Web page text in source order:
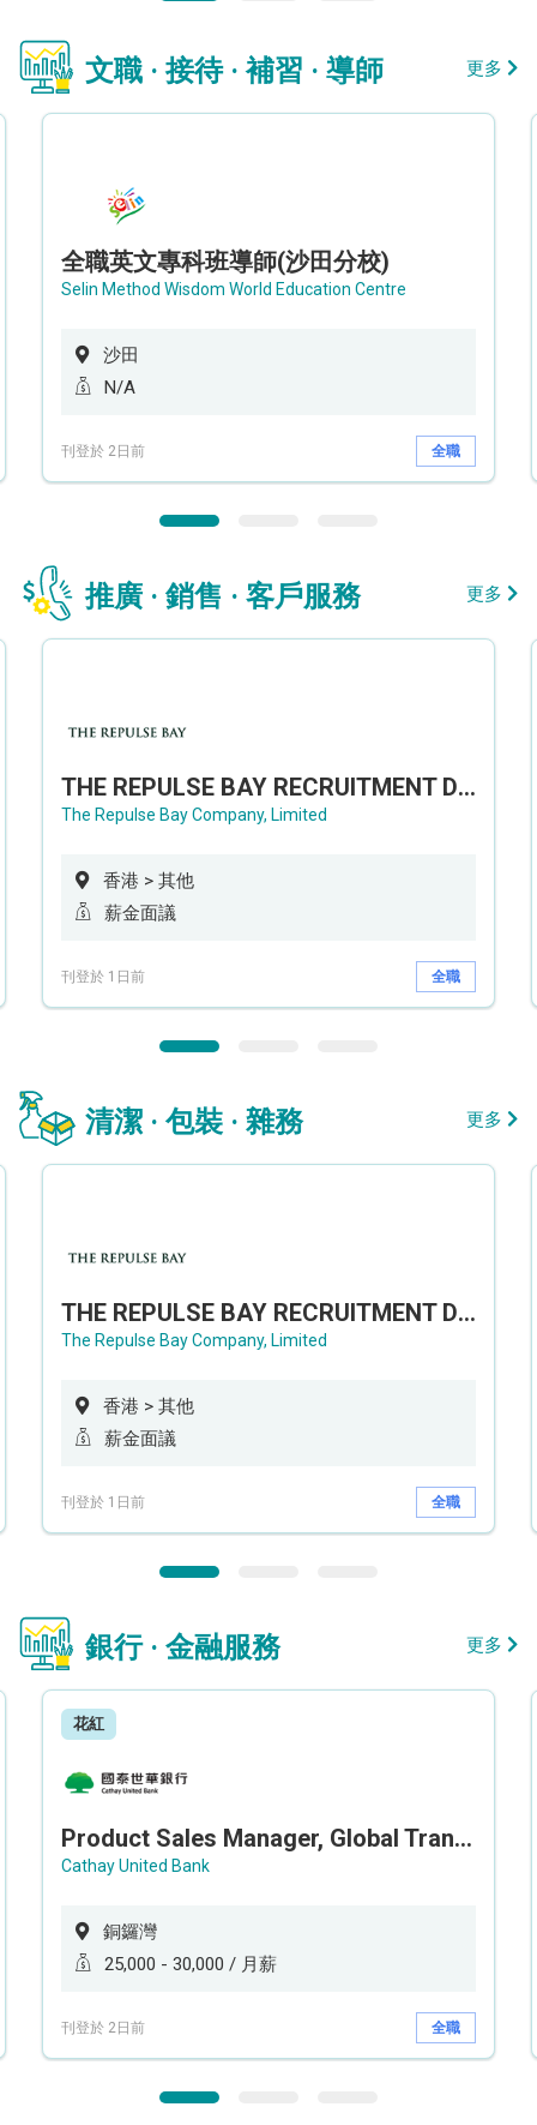
文職 · 接待 · 補習 · 導師 更多
全職英文專科班導師(沙田分校)
Selin Method Wisdom World Education Centre
沙田
N/A
刊登於 2日前 全職
推廣 · 銷售 · 客戶服務 更多
THE REPULSE BAY RECRUITMENT DAY 淺水灣影灣園人才招聘會
The Repulse Bay Company, Limited
香港 > 其他
薪金面議
刊登於 1日前 全職
清潔 · 包裝 · 雜務 更多
THE REPULSE BAY RECRUITMENT DAY 淺水灣影灣園人才招聘會
The Repulse Bay Company, Limited
香港 > 其他
薪金面議
刊登於 1日前 全職
銀行 · 金融服務 更多
花紅
Product Sales Manager, Global Transaction Service (GTS)
Cathay United Bank
銅鑼灣
25,000 - 30,000 / 月薪
刊登於 2日前 全職